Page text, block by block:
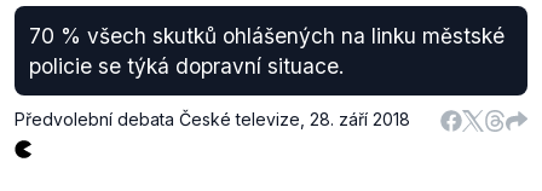
70 % všech skutků ohlášených na linku městské
policie se týká dopravní situace.
Předvolební debata České televize 28. září 2018